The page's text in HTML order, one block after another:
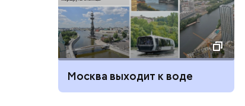
Москва выходит к воде